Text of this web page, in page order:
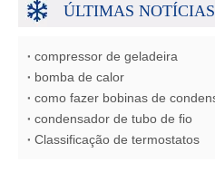
ÚLTIMAS NOTÍCIAS
compressor de geladeira
bomba de calor
condensador de tubo de fio
Classificação de termostatos